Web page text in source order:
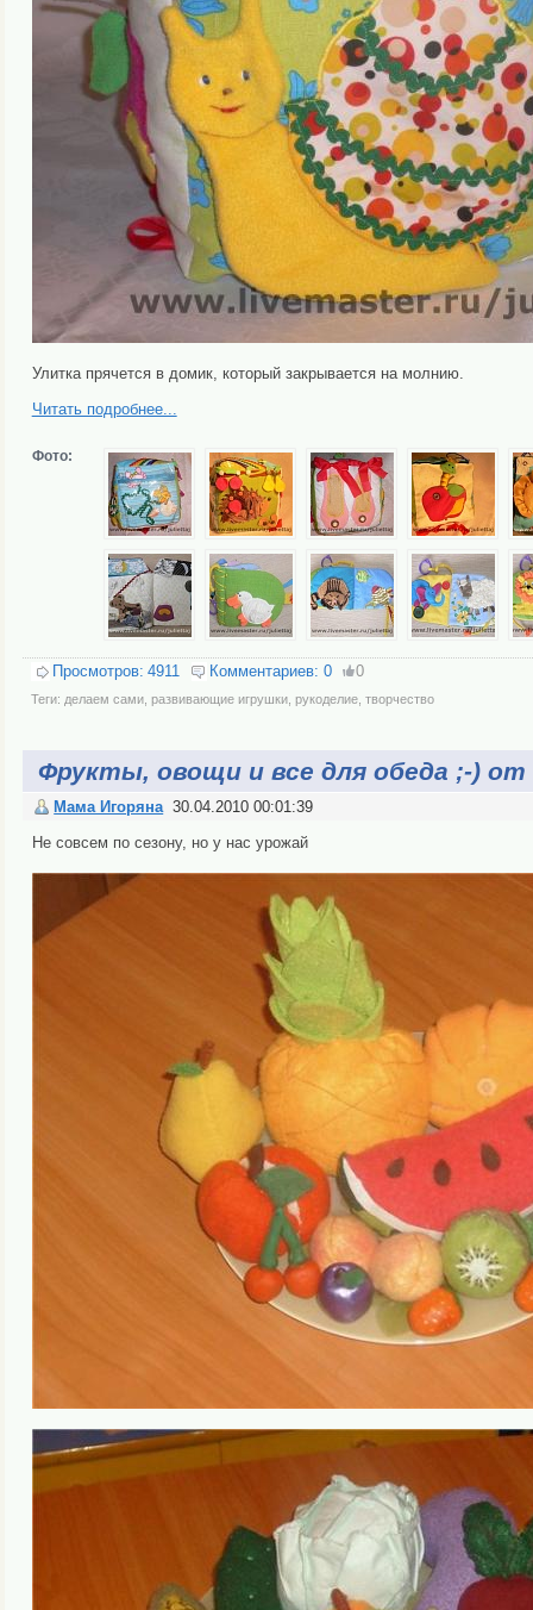
Улитка прячется в домик, который закрывается на молнию.
Читать подробнее...
Фото:
Просмотров: 4911 Комментариев: 0 0
Теги: делаем сами, развивающие игрушки, рукоделие, творчество
Фрукты, овощи и все для обеда ;-) от
Мама Игоряна 30.04.2010 00:01:39
Не совсем по сезону, но у нас урожай